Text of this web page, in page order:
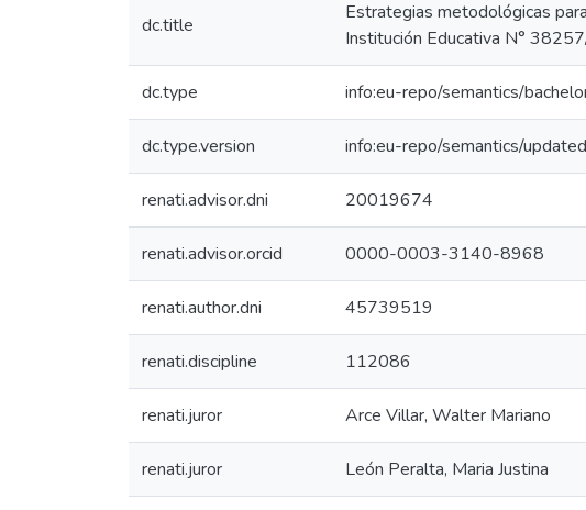
dc.title
Estrategias metodológicas
Institución Educativa N°
dc.type info:eu-repo/semantics/
dc.type.version info:eu-repo/semantics/
renati.advisor.dni 20019674
renati.advisor.orcid 0000-0003-3140-8968
renati.author.dni 45739519
renati.discipline 112086
renati.juror Arce Villar, Walter Mariano
renati.juror León Peralta, Maria Justina